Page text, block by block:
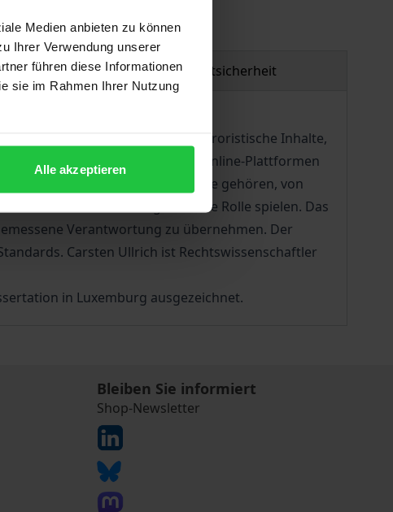
Medien anbieten zu können
Ihrer Verwendung unserer
führen diese Informationen
sie im Rahmen Ihrer Nutzung
Alle akzeptieren
Produktsicherheit
– Diffamierung, Hassreden, terroristische Inhalte,
rechtswidrige Inhalte auf Online-Plattformen
denen unsere digitalen Räume gehören, von
Werte eine untergeordnete Rolle spielen. Das
Verantwortung zu übernehmen. Der
Carsten Ullrich ist Rechtswissenschaftler
in Luxemburg ausgezeichnet.
Bleiben Sie informiert
Shop-Newsletter